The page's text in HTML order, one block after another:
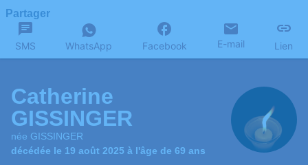
Partager
SMS WhatsApp Facebook E-mail Lien
Catherine
GISSINGER
née GISSINGER
décédée le 19 août 2025 à l'âge de 69 ans